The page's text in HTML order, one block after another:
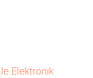
Elektronik